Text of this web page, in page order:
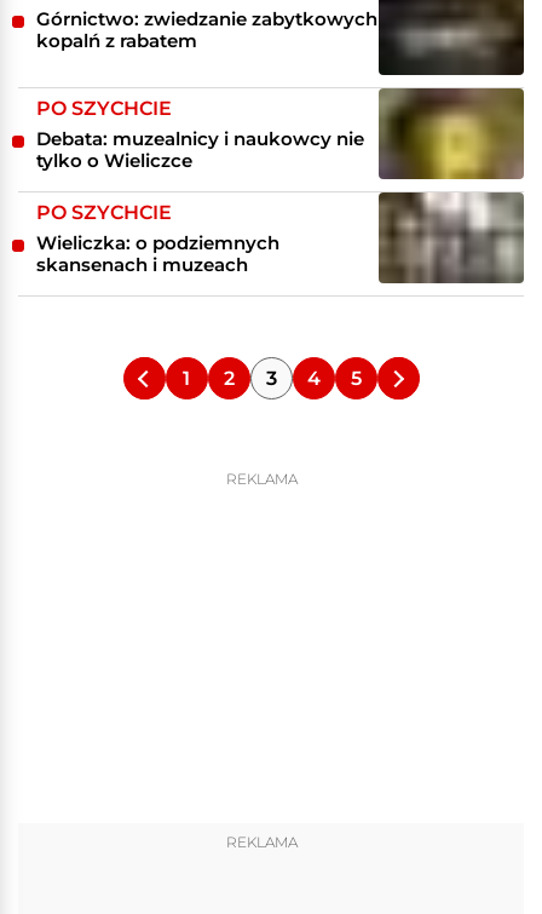
Górnictwo: zwiedzanie zabytkowych
kopalń z rabatem
PO SZYCHCIE
Debata: muzealnicy i naukowcy nie
tylko o Wieliczce
PO SZYCHCIE
Wieliczka: o podziemnych
skansenach i muzeach
1 2 3 4 5
REKLAMA
REKLAMA